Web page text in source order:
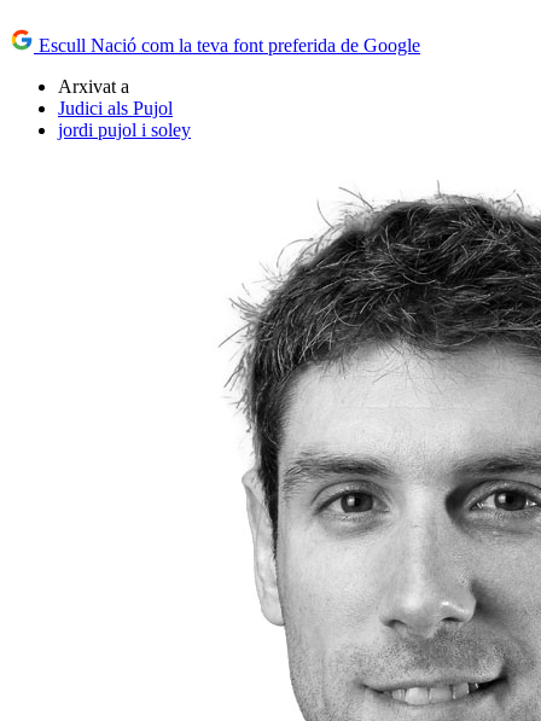
Escull Nació com la teva font preferida de Google
Arxivat a
Judici als Pujol
jordi pujol i soley